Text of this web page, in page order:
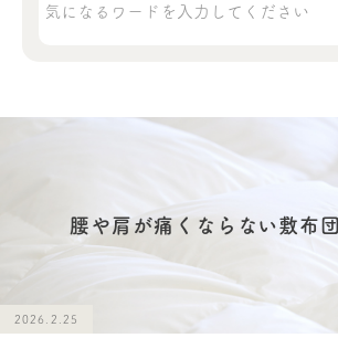
腰や肩が痛くならない敷布
2026.2.25